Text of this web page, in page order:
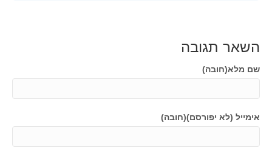
השאר תגובה
שם מלא(חובה)
אימייל (לא יפורסם)(חובה)